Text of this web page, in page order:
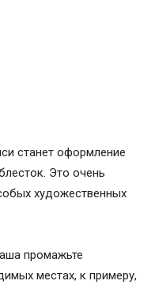
станет оформление
Это очень
художественных
промажьте
местах, к примеру,